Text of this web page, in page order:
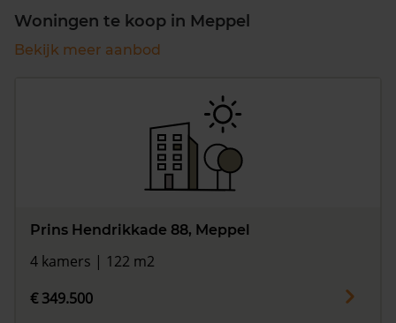
Woningen te koop in Meppel
Bekijk meer aanbod
Prins Hendrikkade 88, Meppel
4 kamers | 122 m2
€ 349.500